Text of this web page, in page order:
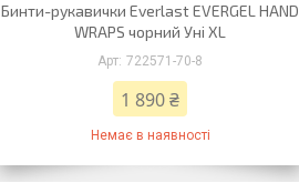
Бинти-рукавички Everlast EVERGEL HAND
WRAPS чорний Уні XL
722571-70-8
1 890 ₴
Немає в наявності